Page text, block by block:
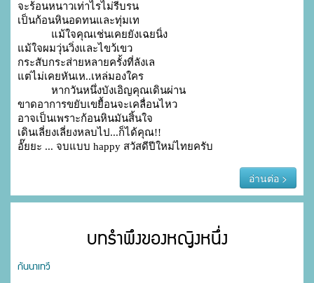
จะร้อนหนาวเท่าไรไม่รีบรน
เป็นก้อนหินอดทนและทุ่มเท
แม้ใจคุณเช่นเคยยังเฉยนิ่ง
แม้ใจผมวุ่นวิ่งและไขว้เขว
กระสับกระส่ายหลายครั้งที่ลังเล
แต่ไม่เคยหันเห..เหล่มองใคร
หากวันหนึ่งบังเอิญคุณเดินผ่าน
ขาดอาการขยับเขยื้อนจะเคลื่อนไหว
อาจเป็นเพราะก้อนหินมันสิ้นใจ
เดินเลี่ยงเลี่ยงหลบไป...ก็ได้คุณ!!
อั๊ยยะ ... จบแบบ happy สวัสดีปีใหม่ไทยครับ
อ่านต่อ >
บทรำพึงของหญิงหนึ่ง
กันนาเทวี